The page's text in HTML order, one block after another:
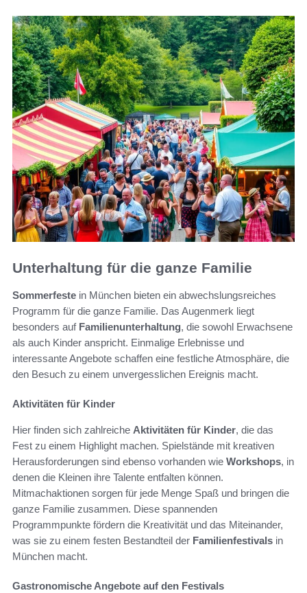
Unterhaltung für die ganze Familie
Sommerfeste in München bieten ein abwechslungsreiches
Programm für die ganze Familie. Das Augenmerk liegt
besonders auf Familienunterhaltung, die sowohl Erwachsene
als auch Kinder anspricht. Einmalige Erlebnisse und
interessante Angebote schaffen eine festliche Atmosphäre, die
den Besuch zu einem unvergesslichen Ereignis macht.
Aktivitäten für Kinder
Hier finden sich zahlreiche Aktivitäten für Kinder, die das
Fest zu einem Highlight machen. Spielstände mit kreativen
Herausforderungen sind ebenso vorhanden wie Workshops, in
denen die Kleinen ihre Talente entfalten können.
Mitmachaktionen sorgen für jede Menge Spaß und bringen die
ganze Familie zusammen. Diese spannenden
Programmpunkte fördern die Kreativität und das Miteinander,
was sie zu einem festen Bestandteil der Familienfestivals in
München macht.
Gastronomische Angebote auf den Festivals